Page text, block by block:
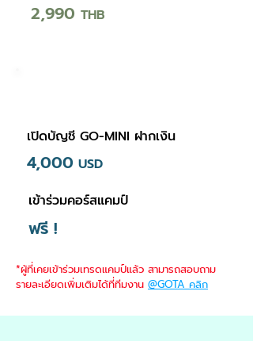
2,990 THB
เปิดบัญชี GO-MINI ฝากเงิน
4,000 USD
เข้าร่วมคอร์สแคมป์
ฟรี !
*ผู้ที่เคยเข้าร่วมเทรดแคมป์แล้ว สามารถสอบถาม
รายละเอียดเพิ่มเติมได้ที่ทีมงาน @GOTA คลิก